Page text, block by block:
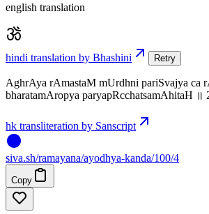
english translation
hindi translation by Bhashini Retry
AghrAya rAmastaM mUrdhni pariSvajya ca
bharatamAropya paryapRcchatsamAhitaH ॥
hk transliteration by Sanscript
siva.sh/ramayana/ayodhya-kanda/100/4
Copy